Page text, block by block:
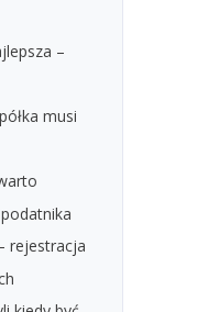
–
musi
rejestracja